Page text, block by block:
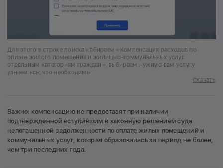
Для этого в строке поиска набираем «Компенсация расходов по
оплате жилого помещения и жилищно-коммунальных услуг
отдельным категориям граждан», выбираем нужную вам услугу,
узнаем все, что необходимо
Скачать
Важно: компенсацию не предоставят при наличии
подтвержденной вступившим в законную решением суда
непогашенной задолженности по оплате жилых помещений и
коммунальных услуг, которая образовалась за период не более,
чем три последних года.